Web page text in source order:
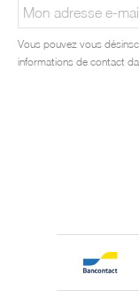
Vous pouvez vous
informations de contact